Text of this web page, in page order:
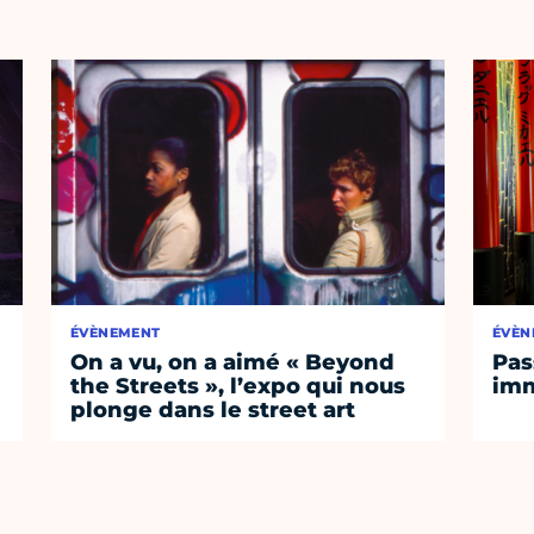
ÉVÈNEMENT
On a vu, on a aimé « Beyond
the Streets », l’expo qui nous
plonge dans le street art